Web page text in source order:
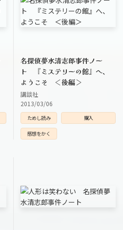
名探偵夢水清志郎事件ノー
ト 『ミステリーの館』へ、
ようこそ ＜後編＞
講談社
2013/03/06
ためし読み 購入
感想をかく